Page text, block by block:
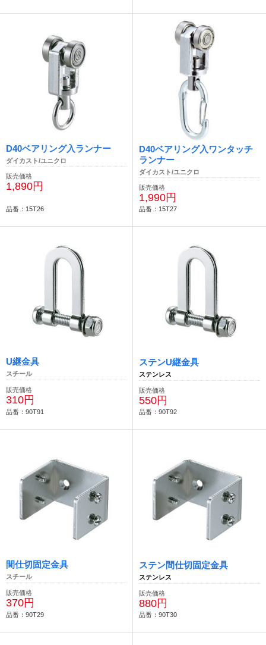
D40ベアリング入ランナー
ダイカスト/ユニクロ
販売価格
1,890円
品番：15T26
D40ベアリング入ワンタッチ
ランナー
ダイカスト/ユニクロ
販売価格
1,990円
品番：15T27
U継金具
スチール
販売価格
310円
品番：90T91
ステンU継金具
ステンレス
販売価格
550円
品番：90T92
間仕切固定金具
スチール
販売価格
370円
品番：90T29
ステン間仕切固定金具
ステンレス
販売価格
880円
品番：90T30